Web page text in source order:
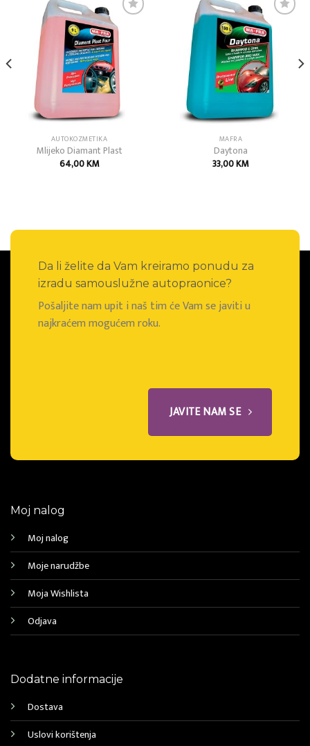
Add to
wishlist
AUTOKOZMETIKA
Mlijeko Diamant Plast
64,00KM
Add to
wishlist
MAFRA
Daytona
33,00KM
Da li želite da Vam kreiramo ponudu za
izradu samouslužne autopraonice?
Pošaljite nam upit i naš tim će Vam se javiti u
najkraćem mogućem roku.
JAVITE NAM SE
Moj nalog
Moj nalog
Moje narudžbe
Moja Wishlista
Odjava
Dodatne informacije
Dostava
Uslovi korištenja